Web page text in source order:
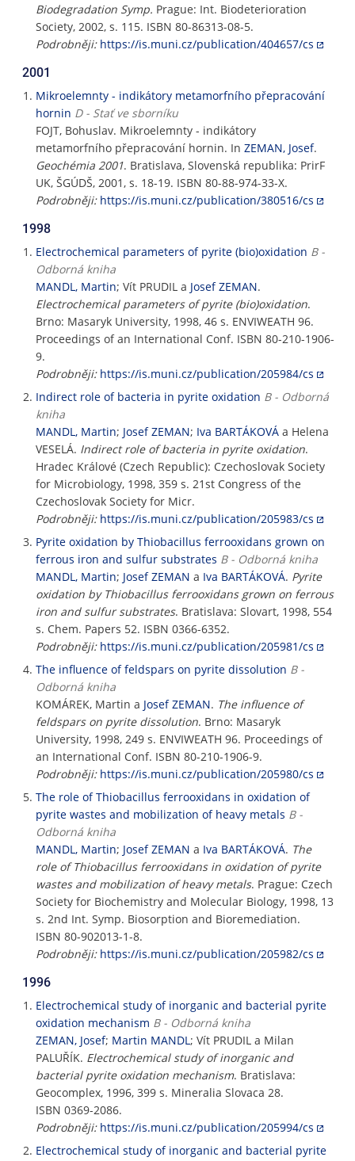
Biodegradation Symp. Prague: Int. Biodeterioration
Society, 2002, s. 115. ISBN 80-86313-08-5.
Podrobněji: https://is.muni.cz/publication/404657/cs
2001
Mikroelemnty - indikátory metamorfního přepracování
hornin D - Stať ve sborníku
FOJT, Bohuslav. Mikroelemnty - indikátory
metamorfního přepracování hornin. In ZEMAN, Josef.
Geochémia 2001. Bratislava, Slovenská republika: PrirF
UK, ŠGÚDŠ, 2001, s. 18-19. ISBN 80-88-974-33-X.
Podrobněji: https://is.muni.cz/publication/380516/cs
1998
Electrochemical parameters of pyrite (bio)oxidation B -
Odborná kniha
MANDL, Martin; Vít PRUDIL a Josef ZEMAN.
Electrochemical parameters of pyrite (bio)oxidation.
Brno: Masaryk University, 1998, 46 s. ENVIWEATH 96.
Proceedings of an International Conf. ISBN 80-210-1906-
9.
Podrobněji: https://is.muni.cz/publication/205984/cs
Indirect role of bacteria in pyrite oxidation B - Odborná
kniha
MANDL, Martin; Josef ZEMAN; Iva BARTÁKOVÁ a Helena
VESELÁ. Indirect role of bacteria in pyrite oxidation.
Hradec Králové (Czech Republic): Czechoslovak Society
for Microbiology, 1998, 359 s. 21st Congress of the
Czechoslovak Society for Micr.
Podrobněji: https://is.muni.cz/publication/205983/cs
Pyrite oxidation by Thiobacillus ferrooxidans grown on
ferrous iron and sulfur substrates B - Odborná kniha
MANDL, Martin; Josef ZEMAN a Iva BARTÁKOVÁ. Pyrite
oxidation by Thiobacillus ferrooxidans grown on ferrous
iron and sulfur substrates. Bratislava: Slovart, 1998, 554
s. Chem. Papers 52. ISBN 0366-6352.
Podrobněji: https://is.muni.cz/publication/205981/cs
The influence of feldspars on pyrite dissolution B -
Odborná kniha
KOMÁREK, Martin a Josef ZEMAN. The influence of
feldspars on pyrite dissolution. Brno: Masaryk
University, 1998, 249 s. ENVIWEATH 96. Proceedings of
an International Conf. ISBN 80-210-1906-9.
Podrobněji: https://is.muni.cz/publication/205980/cs
The role of Thiobacillus ferrooxidans in oxidation of
pyrite wastes and mobilization of heavy metals B -
Odborná kniha
MANDL, Martin; Josef ZEMAN a Iva BARTÁKOVÁ. The
role of Thiobacillus ferrooxidans in oxidation of pyrite
wastes and mobilization of heavy metals. Prague: Czech
Society for Biochemistry and Molecular Biology, 1998, 13
s. 2nd Int. Symp. Biosorption and Bioremediation.
ISBN 80-902013-1-8.
Podrobněji: https://is.muni.cz/publication/205982/cs
1996
Electrochemical study of inorganic and bacterial pyrite
oxidation mechanism B - Odborná kniha
ZEMAN, Josef; Martin MANDL ; Vít PRUDIL a Milan
PALUŘÍK. Electrochemical study of inorganic and
bacterial pyrite oxidation mechanism. Bratislava:
Geocomplex, 1996, 399 s. Mineralia Slovaca 28.
ISBN 0369-2086.
Podrobněji: https://is.muni.cz/publication/205994/cs
Electrochemical study of inorganic and bacterial pyrite